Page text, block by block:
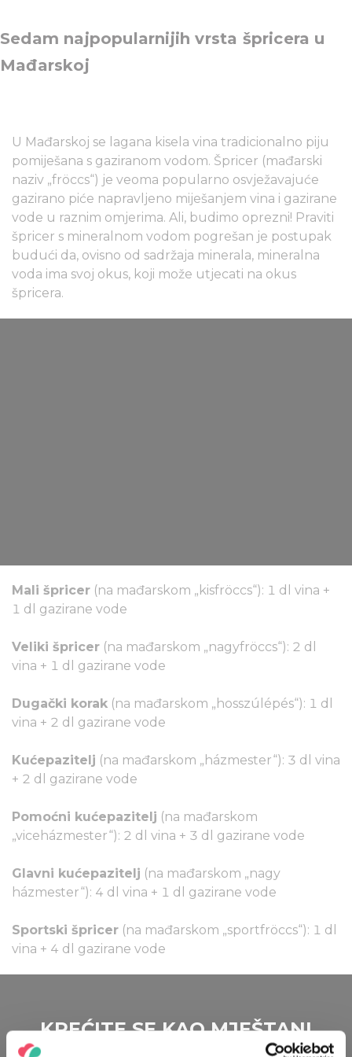
Sedam najpopularnijih vrsta špricera u
Mađarskoj
U Mađarskoj se lagana kisela vina tradicionalno piju
pomiješana s gaziranom vodom. Špricer (mađarski
naziv „fröccs“) je veoma popularno osvježavajuće
gazirano piće napravljeno miješanjem vina i gazirane
vode u raznim omjerima. Ali, budimo oprezni! Praviti
špricer s mineralnom vodom pogrešan je postupak
budući da, ovisno od sadržaja minerala, mineralna
voda ima svoj okus, koji može utjecati na okus
špricera.
Mali špricer (na mađarskom „kisfröccs“): 1 dl vina +
1 dl gazirane vode
Veliki špricer (na mađarskom „nagyfröccs“): 2 dl
vina + 1 dl gazirane vode
Dugački korak (na mađarskom „hosszúlépés“): 1 dl
vina + 2 dl gazirane vode
Kućepazitelj (na mađarskom „házmester“): 3 dl vina
+ 2 dl gazirane vode
Pomoćni kućepazitelj (na mađarskom
„viceházmester“): 2 dl vina + 3 dl gazirane vode
Glavni kućepazitelj (na mađarskom „nagy
házmester“): 4 dl vina + 1 dl gazirane vode
Sportski špricer (na mađarskom „sportfröccs“): 1 dl
vina + 4 dl gazirane vode
KREĆITE SE KAO MJEŠTANI